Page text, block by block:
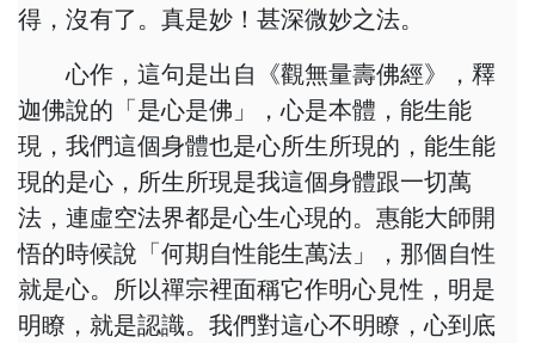
得，沒有了。真是妙！甚深微妙之法。
心作，這句是出自《觀無量壽佛經》，釋
迦佛說的「是心是佛」，心是本體，能生能
現，我們這個身體也是心所生所現的，能生能
現的是心，所生所現是我這個身體跟一切萬
法，連虛空法界都是心生心現的。惠能大師開
悟的時候說「何期自性能生萬法」，那個自性
就是心。所以禪宗裡面稱它作明心見性，明是
明瞭，就是認識。我們對這心不明瞭，心到底